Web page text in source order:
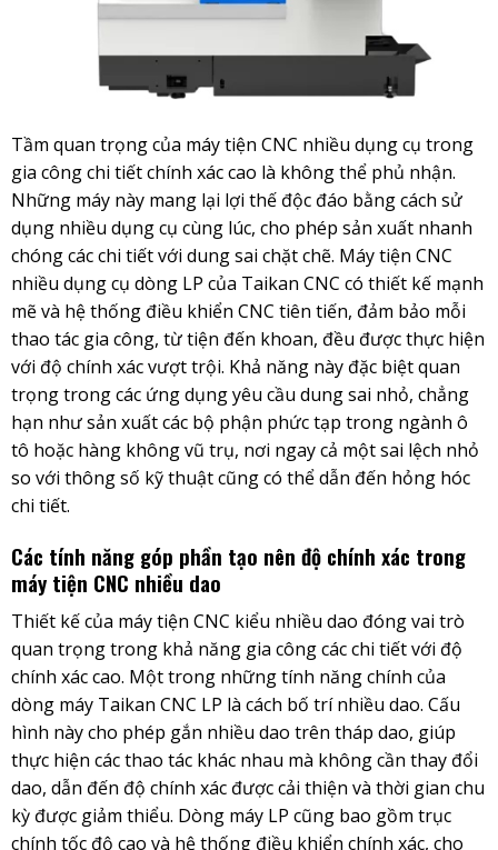
Tầm quan trọng của máy tiện CNC nhiều dụng cụ trong
gia công chi tiết chính xác cao là không thể phủ nhận.
Những máy này mang lại lợi thế độc đáo bằng cách sử
dụng nhiều dụng cụ cùng lúc, cho phép sản xuất nhanh
chóng các chi tiết với dung sai chặt chẽ. Máy tiện CNC
nhiều dụng cụ dòng LP của Taikan CNC có thiết kế mạnh
mẽ và hệ thống điều khiển CNC tiên tiến, đảm bảo mỗi
thao tác gia công, từ tiện đến khoan, đều được thực hiện
với độ chính xác vượt trội. Khả năng này đặc biệt quan
trọng trong các ứng dụng yêu cầu dung sai nhỏ, chẳng
hạn như sản xuất các bộ phận phức tạp trong ngành ô
tô hoặc hàng không vũ trụ, nơi ngay cả một sai lệch nhỏ
so với thông số kỹ thuật cũng có thể dẫn đến hỏng hóc
chi tiết.
Các tính năng góp phần tạo nên độ chính xác trong
máy tiện CNC nhiều dao
Thiết kế của máy tiện CNC kiểu nhiều dao đóng vai trò
quan trọng trong khả năng gia công các chi tiết với độ
chính xác cao. Một trong những tính năng chính của
dòng máy Taikan CNC LP là cách bố trí nhiều dao. Cấu
hình này cho phép gắn nhiều dao trên tháp dao, giúp
thực hiện các thao tác khác nhau mà không cần thay đổi
dao, dẫn đến độ chính xác được cải thiện và thời gian chu
kỳ được giảm thiểu. Dòng máy LP cũng bao gồm trục
chính tốc độ cao và hệ thống điều khiển chính xác, cho